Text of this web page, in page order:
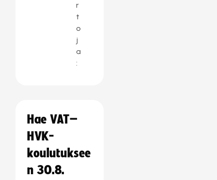
r
t
o
j
a
:
Hae VAT–
HVK-
koulutuksee
n 30.8.